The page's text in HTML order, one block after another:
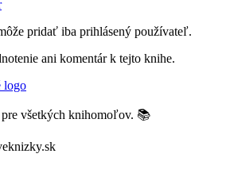
pridať iba prihlásený používateľ.
ani komentár k tejto knihe.
všetkých knihomoľov. 📚